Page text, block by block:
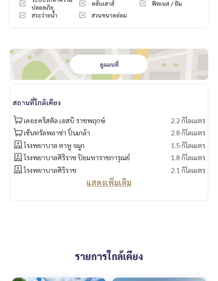
ปลอดภัย
คลับเฮาส์
ฟิตเนส / ยิม
สระว่ายน้ำ
สวนขนาดย่อม
ดูแผนที่
สถานที่ใกล้เคียง
เดอะคริสตัล เอสบี ราชพฤกษ์
2.2 กิโลเมตร
เซ็นทรัลพลาซ่า ปิ่นเกล้า
2.8 กิโลเมตร
โรงพยาบาล ตาหู จมูก
1.5 กิโลเมตร
โรงพยาบาลศิริราช ปิยมหาราชการุณย์
1.8 กิโลเมตร
โรงพยาบาลศิริราช
2.1 กิโลเมตร
แสดงเพิ่มเติม
รายการใกล้เคียง